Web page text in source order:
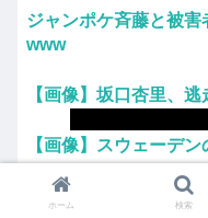
ジャンポケ斉藤と被
www
【画像】坂口杏里、
【画像】スウェーデ
ｗｗｗ
ホーム 検索